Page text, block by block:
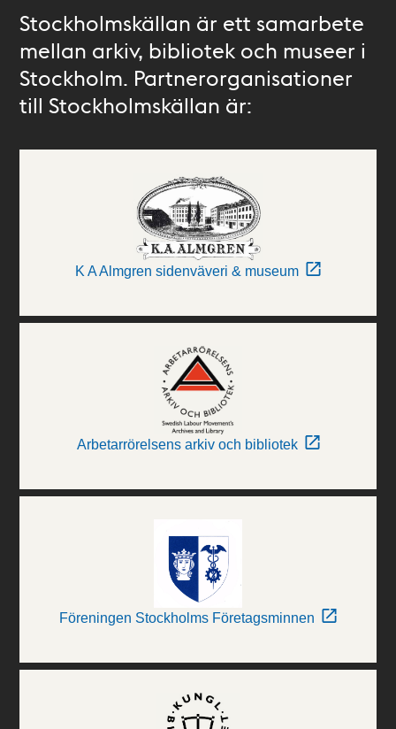
Stockholmskällan är ett samarbete
mellan arkiv, bibliotek och museer i
Stockholm. Partnerorganisationer
till Stockholmskällan är:
K A Almgren sidenväveri & museum
Arbetarrörelsens arkiv och bibliotek
Föreningen Stockholms Företagsminnen